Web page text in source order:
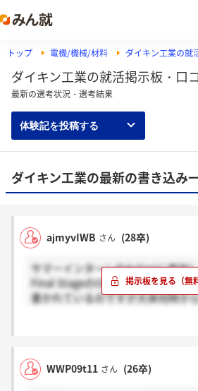
トップ 電機/機械/材料 ダイキン工業の就
ダイキン工業の就活掲示板・口
最新の選考状況・選考結果
体験記を投稿する
ダイキン工業の最新の書き込み
ajmyvIWB さん (28卒)
サマーインターンのActionに参加
Final StageのOnlineの事前セッシ
書かれているのですが大体何時か
そこまで勝ち残れるかはわかりま
WWP09t11 さん (26卒)